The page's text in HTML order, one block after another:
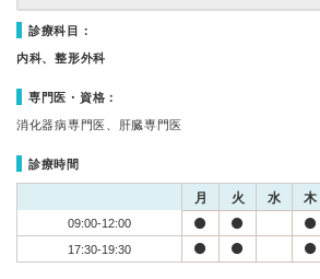
診療科目：
内科、整形外科
専門医・資格：
消化器病専門医、肝臓専門医
診療時間
月 火 水 木
09:00-12:00
17:30-19:30